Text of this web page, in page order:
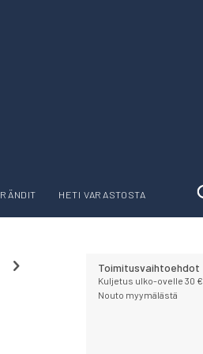
HETI VARASTOSTA
Toimitusvaihtoehdot
Kuljetus ulko-ovelle 30 €
Nouto myymälästä